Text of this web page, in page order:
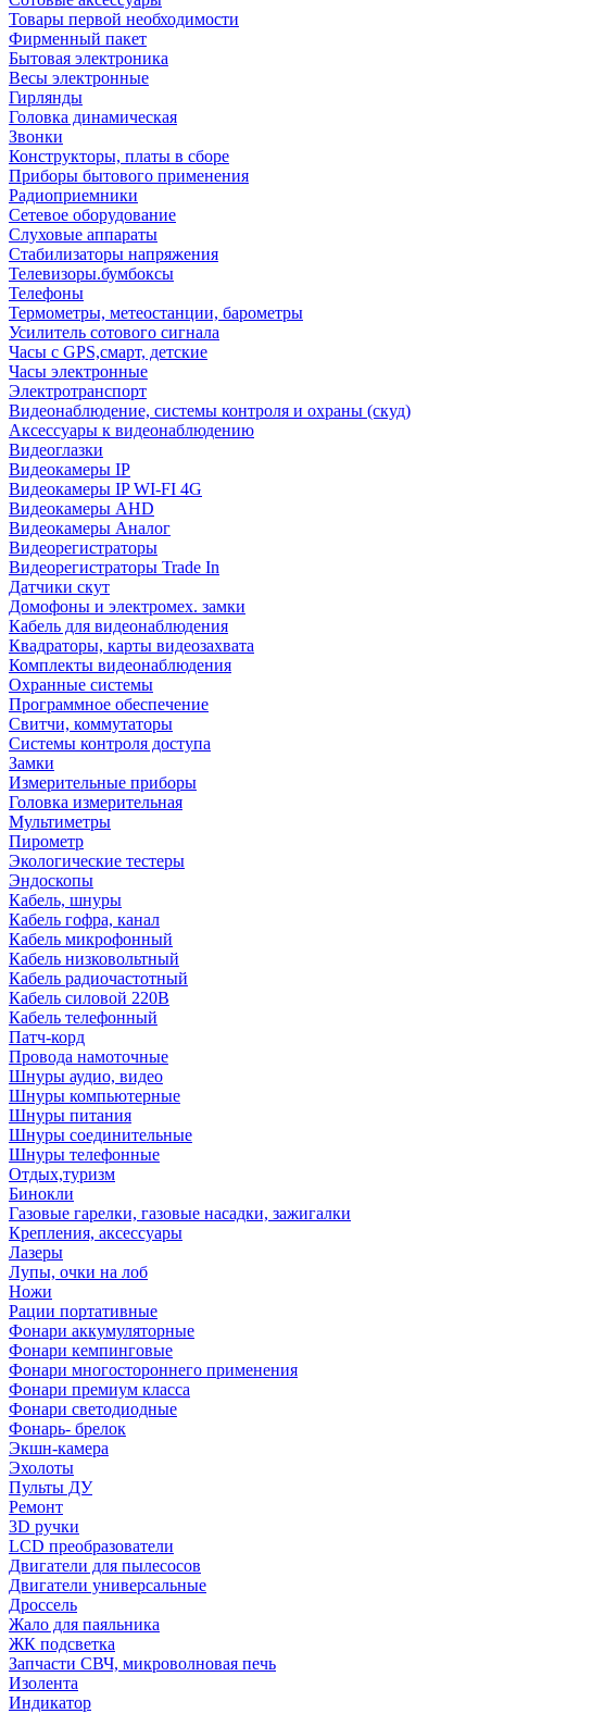
Товары первой необходимости
Фирменный пакет
Бытовая электроника
Весы электронные
Гирлянды
Головка динамическая
Звонки
Конструкторы, платы в сборе
Приборы бытового применения
Радиоприемники
Сетевое оборудование
Слуховые аппараты
Стабилизаторы напряжения
Телевизоры.бумбоксы
Телефоны
Термометры, метеостанции, барометры
Усилитель сотового сигнала
Часы с GPS,смарт, детские
Часы электронные
Электротранспорт
Видеонаблюдение, системы контроля и охраны (скуд)
Аксессуары к видеонаблюдению
Видеоглазки
Видеокамеры IP
Видеокамеры IP WI-FI 4G
Видеокамеры AHD
Видеокамеры Аналог
Видеорегистраторы
Видеорегистраторы Trade In
Датчики скут
Домофоны и электромех. замки
Кабель для видеонаблюдения
Квадраторы, карты видеозахвата
Комплекты видеонаблюдения
Охранные системы
Программное обеспечение
Свитчи, коммутаторы
Системы контроля доступа
Замки
Измерительные приборы
Головка измерительная
Мультиметры
Пирометр
Экологические тестеры
Эндоскопы
Кабель, шнуры
Кабель гофра, канал
Кабель микрофонный
Кабель низковольтный
Кабель радиочастотный
Кабель силовой 220В
Кабель телефонный
Патч-корд
Провода намоточные
Шнуры аудио, видео
Шнуры компьютерные
Шнуры питания
Шнуры соединительные
Шнуры телефонные
Отдых,туризм
Бинокли
Газовые гарелки, газовые насадки, зажигалки
Крепления, аксессуары
Лазеры
Лупы, очки на лоб
Ножи
Рации портативные
Фонари аккумуляторные
Фонари кемпинговые
Фонари многостороннего применения
Фонари премиум класса
Фонари светодиодные
Фонарь- брелок
Экшн-камера
Эхолоты
Пульты ДУ
Ремонт
3D ручки
LCD преобразователи
Двигатели для пылесосов
Двигатели универсальные
Дроссель
Жало для паяльника
ЖК подсветка
Запчасти СВЧ, микроволновая печь
Изолента
Индикатор